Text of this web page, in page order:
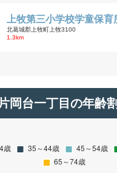
上牧第三小学校学童保育
北葛城郡上牧町上牧3100
1.3km
岡台一丁目の年齢